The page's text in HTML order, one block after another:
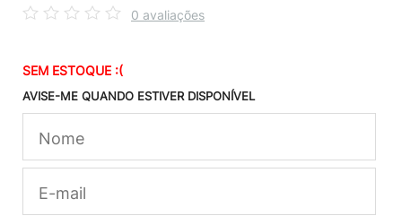
0 avaliações
SEM ESTOQUE :(
AVISE-ME QUANDO ESTIVER DISPONÍVEL